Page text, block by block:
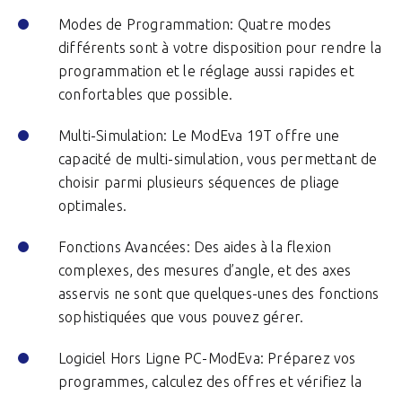
Modes de Programmation: Quatre modes
différents sont à votre disposition pour rendre la
programmation et le réglage aussi rapides et
confortables que possible.
Multi-Simulation: Le ModEva 19T offre une
capacité de multi-simulation, vous permettant de
choisir parmi plusieurs séquences de pliage
optimales.
Fonctions Avancées: Des aides à la flexion
complexes, des mesures d’angle, et des axes
asservis ne sont que quelques-unes des fonctions
sophistiquées que vous pouvez gérer.
Logiciel Hors Ligne PC-ModEva: Préparez vos
programmes, calculez des offres et vérifiez la